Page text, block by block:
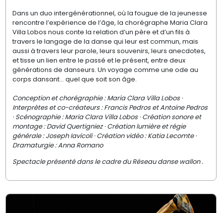
Dans un duo intergénérationnel, où la fougue de la jeunesse
rencontre l’expérience de l’âge, la chorégraphe Maria Clara
Villa Lobos nous conte la relation d’un père et d’un fils à
travers le langage de la danse qui leur est commun, mais
aussi à travers leur parole, leurs souvenirs, leurs anecdotes,
et tisse un lien entre le passé et le présent, entre deux
générations de danseurs. Un voyage comme une ode au
corps dansant… quel que soit son âge.
Conception et chorégraphie : Maria Clara Villa Lobos ·
Interprètes et co-créateurs : Francis Pedros et Antoine Pedros
· Scénographie : Maria Clara Villa Lobos · Création sonore et
montage : David Quertigniez · Création lumière et régie
générale : Joseph Iavicoli · Création vidéo : Katia Lecomte ·
Dramaturgie : Anna Romano
Spectacle présenté dans le cadre du Réseau danse wallon .